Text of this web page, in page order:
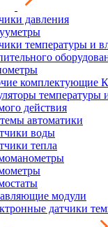
давления
температуры и
комплектующие
температуры
действия
автоматики
воды
тепла
модули
датчики